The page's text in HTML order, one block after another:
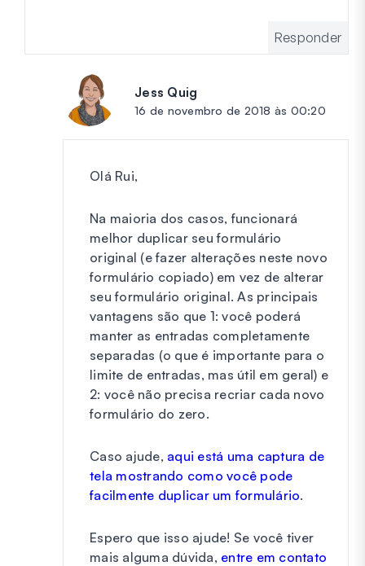
Responder
Jess Quig
16 de novembro de 2018 às 00:20
Olá Rui,
Na maioria dos casos, funcionará
melhor duplicar seu formulário
original (e fazer alterações neste novo
formulário copiado) em vez de alterar
seu formulário original. As principais
vantagens são que 1: você poderá
manter as entradas completamente
separadas (o que é importante para o
limite de entradas, mas útil em geral) e
2: você não precisa recriar cada novo
formulário do zero.
Caso ajude, aqui está uma captura de
tela mostrando como você pode
facilmente duplicar um formulário.
Espero que isso ajude! Se você tiver
mais alguma dúvida, entre em contato